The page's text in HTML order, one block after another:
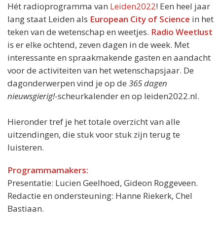
Hét radioprogramma van Leiden2022! Een heel jaar
lang staat Leiden als European City of Science in het
teken van de wetenschap en weetjes. Radio Weetlust
is er elke ochtend, zeven dagen in de week. Met
interessante en spraakmakende gasten en aandacht
voor de activiteiten van het wetenschapsjaar. De
dagonderwerpen vind je op de 365 dagen
nieuwsgierig!-scheurkalender en op leiden2022.nl.
Hieronder tref je het totale overzicht van alle
uitzendingen, die stuk voor stuk zijn terug te
luisteren.
Programmamakers:
Presentatie: Lucien Geelhoed, Gideon Roggeveen.
Redactie en ondersteuning: Hanne Riekerk, Chel
Bastiaan.